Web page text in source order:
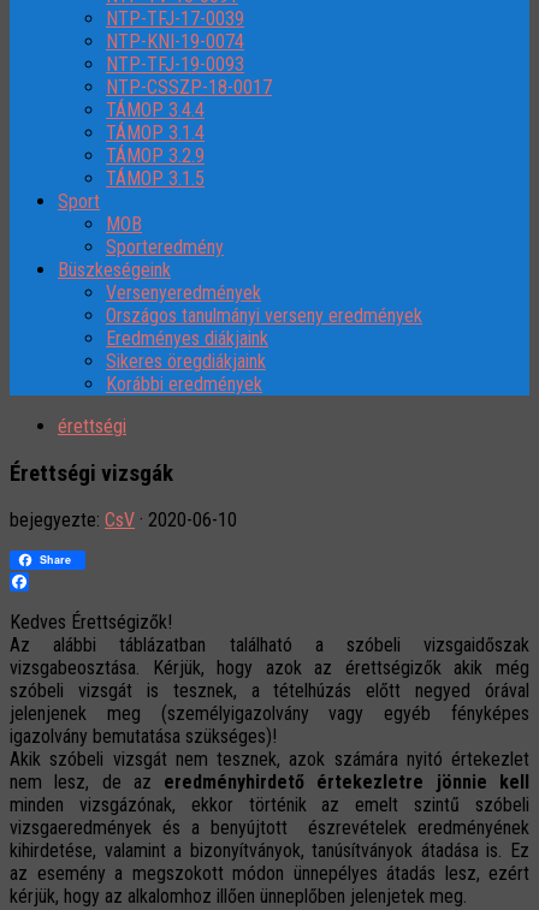
NTP-TFJ-17-0039
NTP-KNI-19-0074
NTP-TFJ-19-0093
NTP-CSSZP-18-0017
TÁMOP 3.4.4
TÁMOP 3.1.4
TÁMOP 3.2.9
TÁMOP 3.1.5
Sport
MOB
Sporteredmény
Büszkeségeink
Versenyeredmények
Országos tanulmányi verseny eredmények
Eredményes diákjaink
Sikeres öregdiákjaink
Korábbi eredmények
érettségi
Érettségi vizsgák
bejegyezte: CsV · 2020-06-10
Share
Kedves Érettségizők!
Az alábbi táblázatban található a szóbeli vizsgaidőszak
vizsgabeosztása. Kérjük, hogy azok az érettségizők akik még
szóbeli vizsgát is tesznek, a tételhúzás előtt negyed órával
jelenjenek meg (személyigazolvány vagy egyéb fényképes
igazolvány bemutatása szükséges)!
Akik szóbeli vizsgát nem tesznek, azok számára nyitó értekezlet
nem lesz, de az eredményhirdető értekezletre jönnie kell
minden vizsgázónak, ekkor történik az emelt szintű szóbeli
vizsgaeredmények és a benyújtott észrevételek eredményének
kihirdetése, valamint a bizonyítványok, tanúsítványok átadása is. Ez
az esemény a megszokott módon ünnepélyes átadás lesz, ezért
kérjük, hogy az alkalomhoz illően ünneplőben jelenjetek meg.